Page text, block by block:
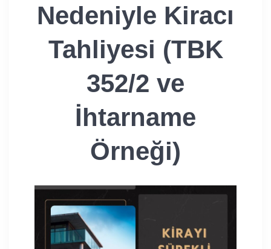
Nedeniyle Kiracı
Tahliyesi (TBK
352/2 ve
İhtarname
Örneği)